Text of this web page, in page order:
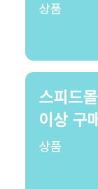
상품
스피드
이상 구
상품